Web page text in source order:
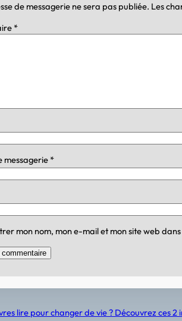
de messagerie ne sera pas publiée. Les
*
messagerie *
mon nom, mon e-mail et mon site web
lire pour changer de vie ? Découvrez ces